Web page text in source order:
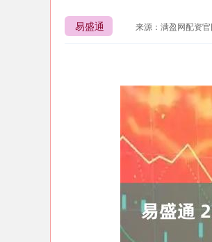
易盛通 来源：满盈网配资官